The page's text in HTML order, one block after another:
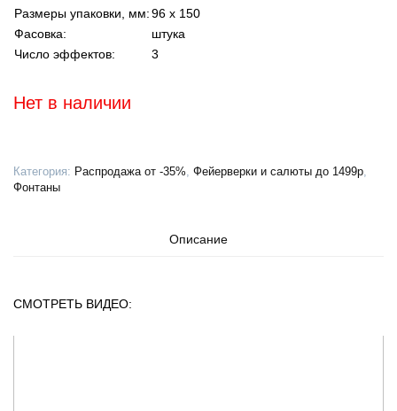
Размеры упаковки, мм:96 х 150
Фасовка:
штука
Число эффектов:
3
Нет в наличии
Категория: Распродажа от -35%, Фейерверки и салюты до 1499р,
Фонтаны
Описание
СМОТРЕТЬ ВИДЕО: